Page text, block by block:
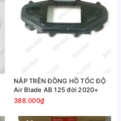
NẮP TRÊN ĐỒNG HỒ TỐC ĐỘ
Air Blade AB 125 đời 2020+
388.000₫